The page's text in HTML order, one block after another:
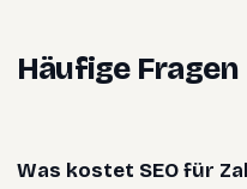
Häufige Fragen
Was kostet SEO für